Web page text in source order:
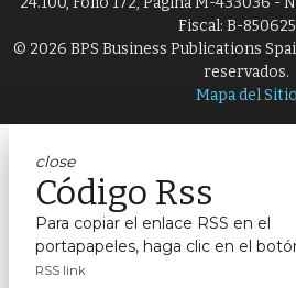
Fiscal: B-
© 2026 BPS Business Publications
reservados.
Mapa del Sitio
close
Código Rss
Para copiar el enlace RSS en el
portapapeles, haga clic en el
RSS link